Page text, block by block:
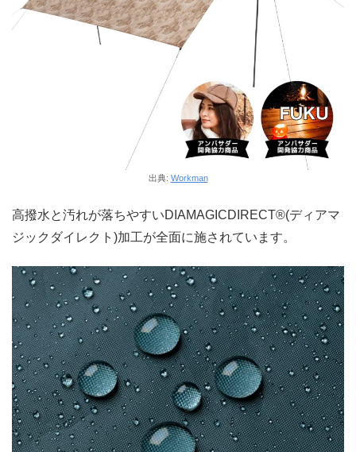
出典: Workman
高撥水と汚れが落ちやすいDIAMAGICDIRECT®(ディアマ
ジックダイレクト)加工が全面に施されています。